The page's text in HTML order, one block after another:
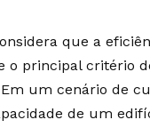
que a
principal critério
um cenário de
de um